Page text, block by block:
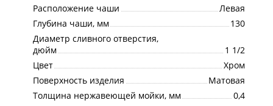
Расположение чаши
Левая
Глубина чаши, мм
130
Диаметр сливного отверстия,
дюйм
1 1/2
Цвет
Хром
Поверхность изделия
Матовая
Толщина нержавеющей мойки, мм
0,4